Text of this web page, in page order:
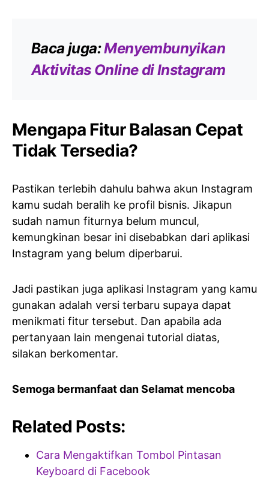
Baca juga:Menyembunyikan
Aktivitas Online di Instagram
Mengapa Fitur Balasan Cepat
Tidak Tersedia?
Pastikan terlebih dahulu bahwa akun Instagram
kamu sudah beralih ke profil bisnis. Jikapun
sudah namun fiturnya belum muncul,
kemungkinan besar ini disebabkan dari aplikasi
Instagram yang belum diperbarui.
Jadi pastikan juga aplikasi Instagram yang kamu
gunakan adalah versi terbaru supaya dapat
menikmati fitur tersebut. Dan apabila ada
pertanyaan lain mengenai tutorial diatas,
silakan berkomentar.
Semoga bermanfaat dan Selamat mencoba
Related Posts:
Cara Mengaktifkan Tombol Pintasan
Keyboard di Facebook